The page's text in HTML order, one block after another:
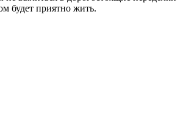
будет приятно жить.